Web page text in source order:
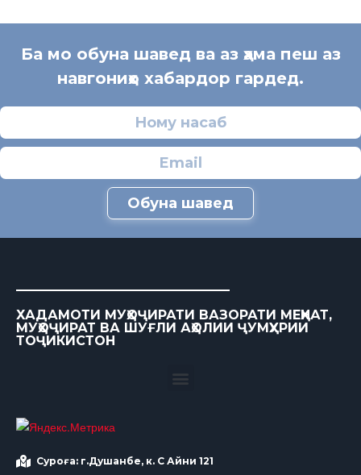
Ба мо обуна шавед ва аз ҳама пеш аз
навгониҳо хабардор гардед.
Обуна шавед
ХАДАМОТИ МУҲОҶИРАТИ ВАЗОРАТИ МЕҲНАТ,
МУҲОҶИРАТ ВА ШУҒЛИ АҲОЛИИ ҶУМҲУРИИ
ТОҶИКИСТОН
Суроға: г.Душанбе, к. С Айни 121